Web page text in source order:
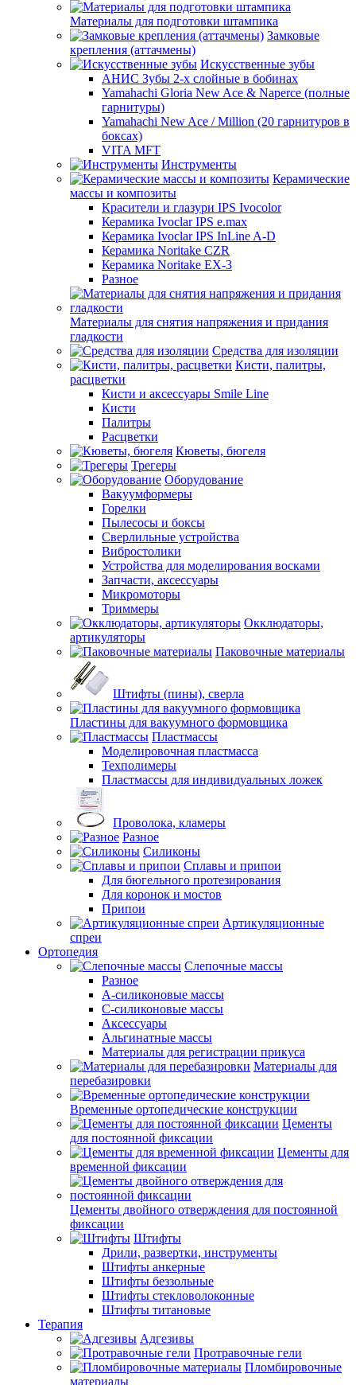
Материалы для подготовки штампика
Замковые
крепления (аттачмены)
Искусственные зубы
АНИС Зубы 2-х слойные в бобинах
Yamahachi Gloria New Ace & Naperce (полные
гарнитуры)
Yamahachi New Ace / Million (20 гарнитуров в
боксах)
VITA MFT
Инструменты
Керамические
массы и композиты
Красители и глазури IPS Ivocolor
Керамика Ivoclar IPS e.max
Керамика Ivoclar IPS InLine A-D
Керамика Noritake CZR
Керамика Noritake EX-3
Разное
Материалы для снятия напряжения и придания
гладкости
Средства для изоляции
Кисти, палитры,
расцветки
Кисти и аксессуары Smile Line
Кисти
Палитры
Расцветки
Кюветы, бюгеля
Трегеры
Оборудование
Вакуумформеры
Горелки
Пылесосы и боксы
Сверлильные устройства
Вибростолики
Устройства для моделирования восками
Запчасти, аксессуары
Микромоторы
Триммеры
Окклюдаторы,
артикуляторы
Паковочные материалы
Штифты (пины), сверла
Пластины для вакуумного формовщика
Пластмассы
Моделировочная пластмасса
Техполимеры
Пластмассы для индивидуальных ложек
Проволока, кламеры
Разное
Силиконы
Сплавы и припои
Для бюгельного протезирования
Для коронок и мостов
Припои
Артикуляционные
спреи
Ортопедия
Слепочные массы
Разное
А-силиконовые массы
С-силиконовые массы
Аксессуары
Альгинатные массы
Материалы для регистрации прикуса
Материалы для
перебазировки
Временные ортопедические конструкции
Цементы
для постоянной фиксации
Цементы для
временной фиксации
Цементы двойного отверждения для постоянной
фиксации
Штифты
Дрили, развертки, инструменты
Штифты анкерные
Штифты беззольные
Штифты стекловолоконные
Штифты титановые
Терапия
Адгезивы
Протравочные гели
Пломбировочные
материалы